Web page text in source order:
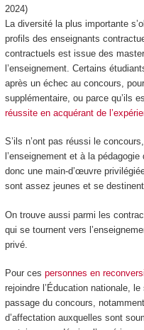
2024)
La diversité la plus importante
profils des enseignants
contractuels est issue des
l’enseignement. Certains
après un échec au concours,
supplémentaire, ou parce qu’ils
réussite en acquérant de
S’ils n’ont pas réussi le
l’enseignement et à la
donc une main-d’œuvre
sont assez jeunes et se
On trouve aussi parmi les
qui se tournent vers
privé.
Pour ces personnes en
rejoindre l’Éducation nationale,
passage du concours,
d’affectation auxquelles sont